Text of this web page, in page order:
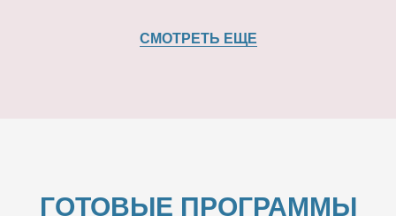
СМОТРЕТЬ ЕЩЕ
ГОТОВЫЕ ПРОГРАММЫ